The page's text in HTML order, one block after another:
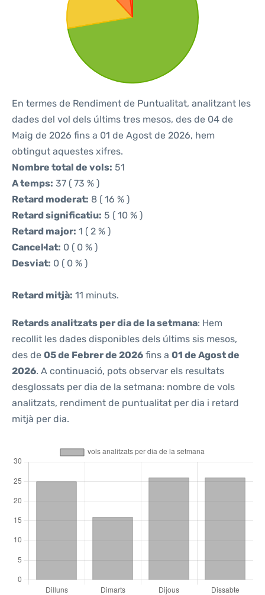
En termes de Rendiment de Puntualitat, analitzant les
dades del vol dels últims tres mesos, des de 04 de
Maig de 2026 fins a 01 de Agost de 2026, hem
obtingut aquestes xifres.
Nombre total de vols: 51
A temps: 37 ( 73 % )
Retard moderat: 8 ( 16 % )
Retard significatiu: 5 ( 10 % )
Retard major: 1 ( 2 % )
Cancel·lat: 0 ( 0 % )
Desviat: 0 ( 0 % )
Retard mitjà: 11 minuts.
Retards analitzats per dia de la setmana: Hem
recollit les dades disponibles dels últims sis mesos,
des de 05 de Febrer de 2026 fins a 01 de Agost de
2026. A continuació, pots observar els resultats
desglossats per dia de la setmana: nombre de vols
analitzats, rendiment de puntualitat per dia i retard
mitjà per dia.